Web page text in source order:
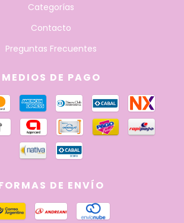
Categorías
Contacto
Preguntas Frecuentes
MEDIOS DE PAGO
DE ENVÍO